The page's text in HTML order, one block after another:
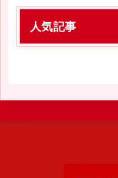
人気記事